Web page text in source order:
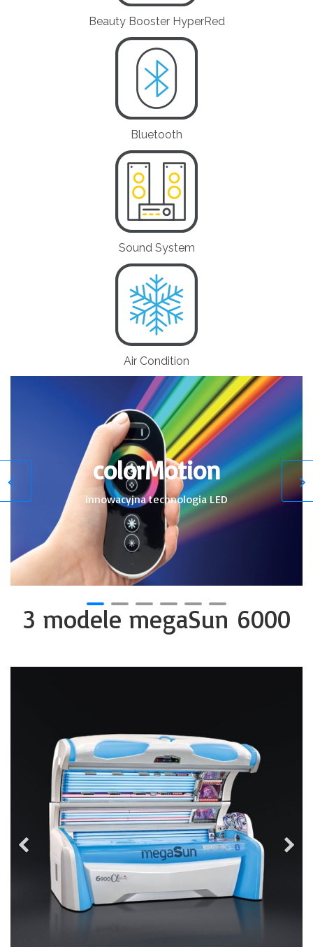
Beauty Booster HyperRed
Bluetooth
Sound System
Air Condition
colorMotion
innowacyjna technologia LED
3 modele megaSun 6000